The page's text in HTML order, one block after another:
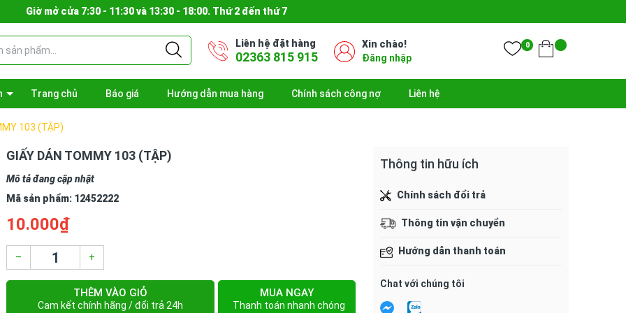
Giờ mở cửa 7:30 - 11:30 và 13:30 - 18:00. Thứ 2 đến thứ 7
Liên hệ đặt hàng
02363 815 915
Xin chào!
Đăng nhập
0
Trang chủ Báo giá Hướng dẫn mua hàng Chính sách công nợ Liên hệ
103 (TẬP)
GIẤY DÁN TOMMY 103 (TẬP)
Mô tả đang cập nhật
Mã sản phẩm: 12452222
10.000₫
– +
THÊM VÀO GIỎ
Cam kết chính hãng / đổi trả 24h
MUA NGAY
Thanh toán nhanh chóng
Thông tin hữu ích
Chính sách đổi trả
Thông tin vận chuyển
Hướng dẫn thanh toán
Chat với chúng tôi